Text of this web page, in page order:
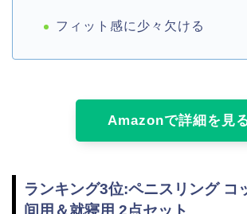
フィット感に少々欠ける
Amazonで詳細を見
ランキング3位:ペニスリング コ